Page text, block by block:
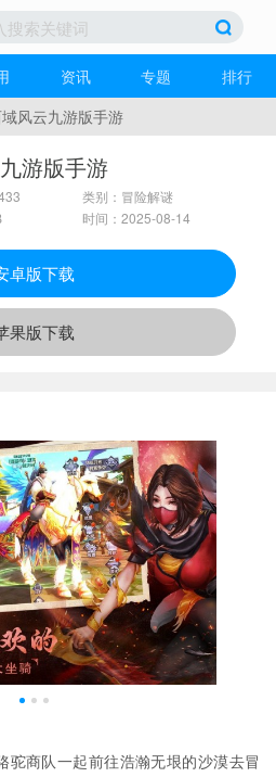
资讯 专题
排行
风云九游版手游
游版手游
类别：冒险解谜
时间：2025-08-14
卓版下载
果版下载
驼商队一起前往浩瀚无垠的沙漠去冒